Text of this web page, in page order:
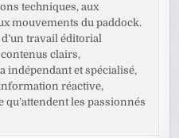
techniques, aux
mouvements du paddock.
travail éditorial
clairs,
indépendant et spécialisé,
information réactive,
qu’attendent les passionnés